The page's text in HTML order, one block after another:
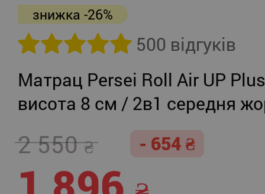
знижка -26%
500 відгуків
Матрац Persei Roll Air UP
висота 8 см / 2в1 середня
2 550 - 654